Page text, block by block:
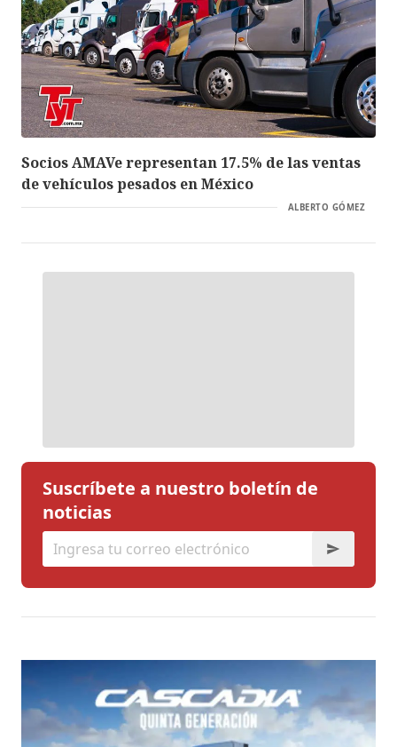
Socios AMAVe representan 17.5% de las ventas
de vehículos pesados en México
ALBERTO GÓMEZ
Suscríbete a nuestro boletín de
noticias